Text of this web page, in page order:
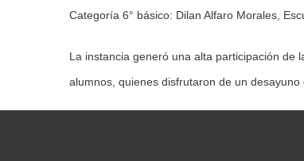
Categoría 6° básico: Dilan Alfaro Morales,
La instancia generó una alta participación de
alumnos, quienes disfrutaron de un